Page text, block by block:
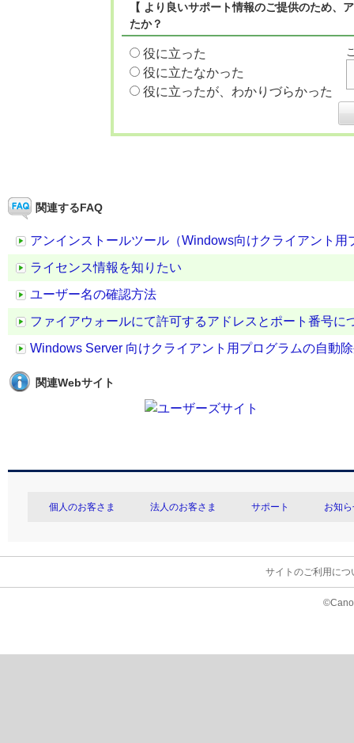
【 より良いサポート情報のご提供のため
たか？
役に立った
役に立たなかった
役に立ったが、わかりづらかった
関連するFAQ
アンインストールツール（Windows向けクライアント
ライセンス情報を知りたい
ユーザー名の確認方法
ファイアウォールにて許可するアドレスとポート番号に
Windows Server 向けクライアント用プログラムの自動
関連Webサイト
個人のお客さま 法人のお客さま サポート お知
サイトのご利用につ